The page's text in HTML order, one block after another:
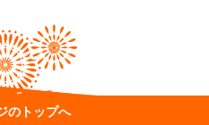
のトップへ